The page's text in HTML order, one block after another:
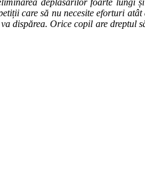
care să nu necesite eforturi atât
dispărea. Orice copil are dreptul